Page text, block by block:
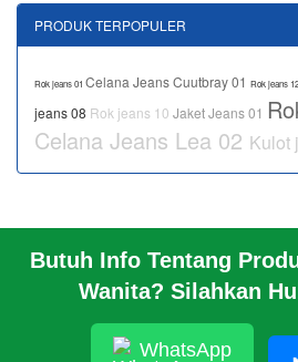
Butuh Info Tentang
Wanita? Silahkan
WhatsApp
PRODUK TERPOPULER
Rok jeans 01 Celana Jeans Cuutbray 01 Rok jeans 12
jeans 08 Rok jeans 10 Jaket Jeans 01
Celana Jeans Lea 02 Kulot
BERANDA
PROFIL PABRIK
HUBUNGI KAMI